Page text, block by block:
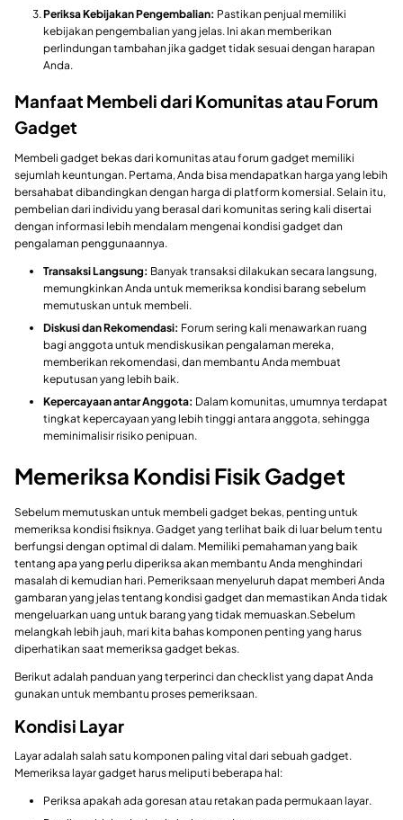
Periksa Kebijakan Pengembalian: Pastikan penjual memiliki
kebijakan pengembalian yang jelas. Ini akan memberikan
perlindungan tambahan jika gadget tidak sesuai dengan harapan
Anda.
Manfaat Membeli dari Komunitas atau Forum
Gadget
Membeli gadget bekas dari komunitas atau forum gadget memiliki
sejumlah keuntungan. Pertama, Anda bisa mendapatkan harga yang lebih
bersahabat dibandingkan dengan harga di platform komersial. Selain itu,
pembelian dari individu yang berasal dari komunitas sering kali disertai
dengan informasi lebih mendalam mengenai kondisi gadget dan
pengalaman penggunaannya.
Transaksi Langsung: Banyak transaksi dilakukan secara langsung,
memungkinkan Anda untuk memeriksa kondisi barang sebelum
memutuskan untuk membeli.
Diskusi dan Rekomendasi: Forum sering kali menawarkan ruang
bagi anggota untuk mendiskusikan pengalaman mereka,
memberikan rekomendasi, dan membantu Anda membuat
keputusan yang lebih baik.
Kepercayaan antar Anggota: Dalam komunitas, umumnya terdapat
tingkat kepercayaan yang lebih tinggi antara anggota, sehingga
meminimalisir risiko penipuan.
Memeriksa Kondisi Fisik Gadget
Sebelum memutuskan untuk membeli gadget bekas, penting untuk
memeriksa kondisi fisiknya. Gadget yang terlihat baik di luar belum tentu
berfungsi dengan optimal di dalam. Memiliki pemahaman yang baik
tentang apa yang perlu diperiksa akan membantu Anda menghindari
masalah di kemudian hari. Pemeriksaan menyeluruh dapat memberi Anda
gambaran yang jelas tentang kondisi gadget dan memastikan Anda tidak
mengeluarkan uang untuk barang yang tidak memuaskan.Sebelum
melangkah lebih jauh, mari kita bahas komponen penting yang harus
diperhatikan saat memeriksa gadget bekas.
Berikut adalah panduan yang terperinci dan checklist yang dapat Anda
gunakan untuk membantu proses pemeriksaan.
Kondisi Layar
Layar adalah salah satu komponen paling vital dari sebuah gadget.
Memeriksa layar gadget harus meliputi beberapa hal:
Periksa apakah ada goresan atau retakan pada permukaan layar.